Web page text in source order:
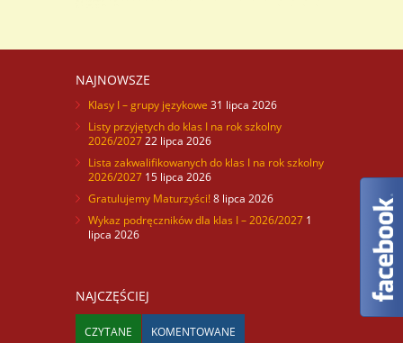
NAJNOWSZE
Klasy I – grupy językowe 31 lipca 2026
Listy przyjętych do klas I na rok szkolny
2026/202722 lipca 2026
Lista zakwalifikowanych do klas I na rok szkolny
2026/2027 15 lipca 2026
Gratulujemy Maturzyści!8 lipca 2026
Wykaz podręczników dla klas I – 2026/2027 1
lipca 2026
NAJCZĘŚCIEJ
CZYTANE KOMENTOWANE